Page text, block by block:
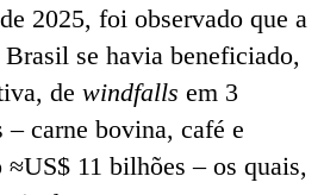
2025, foi observado que a
se havia beneficiado,
de windfalls em 3
– carne bovina, café e
11 bilhões – os quais,